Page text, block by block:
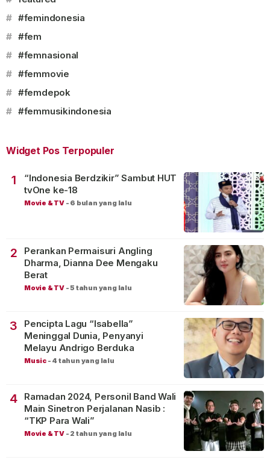
# #femindonesia
# #fem
# #femnasional
# #femmovie
# #femdepok
# #femmusikindonesia
Widget Pos Terpopuler
1
“Indonesia Berdzikir” Sambut HUT
tvOne ke-18
Movie & TV - 6 bulan yang lalu
2
Perankan Permaisuri Angling
Dharma, Dianna Dee Mengaku
Berat
Movie & TV -5 tahun yang lalu
3
Pencipta Lagu “Isabella”
Meninggal Dunia, Penyanyi
Melayu Andrigo Berduka
Music - 4 tahun yang lalu
4
Ramadan 2024, Personil Band Wali
Main Sinetron Perjalanan Nasib :
“TKP Para Wali”
Movie & TV - 2 tahun yang lalu